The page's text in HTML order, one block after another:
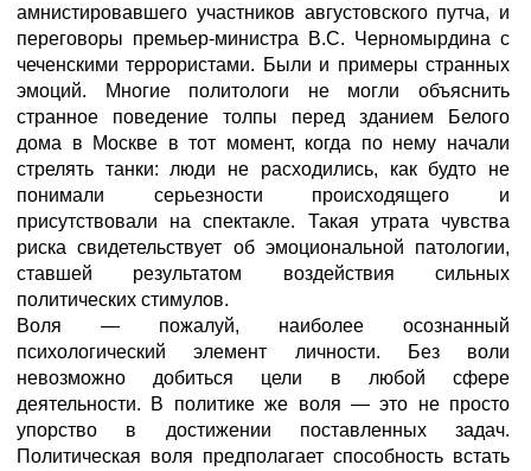
амнистировавшего участников августовского путча, и
переговоры премьер-министра B.C. Черномырдина с
чеченскими террористами. Были и примеры странных
эмоций. Многие политологи не могли объяснить
странное поведение толпы перед зданием Белого
дома в Москве в тот момент, когда по нему начали
стрелять танки: люди не расходились, как будто не
понимали серьезности происходящего и
присутствовали на спектакле. Такая утрата чувства
риска свидетельствует об эмоциональной патологии,
ставшей результатом воздействия сильных
политических стимулов.
Воля — пожалуй, наиболее осознанный
психологический элемент личности. Без воли
невозможно добиться цели в любой сфере
деятельности. В политике же воля — это не просто
упорство в достижении поставленных задач.
Политическая воля предполагает способность встать